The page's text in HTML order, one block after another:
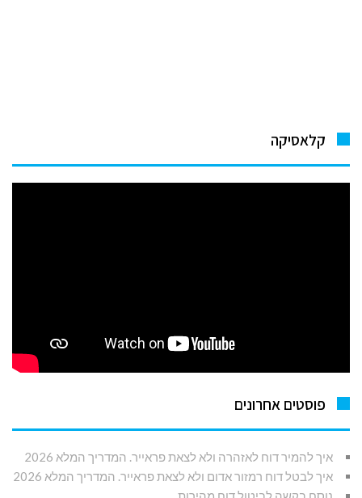
קלאסיקה
פוסטים אחרונים
איך להמיר דוח לאזהרה ולא לצאת פראייר. המדריך המלא 2026
איך לבטל דוח רמזור אדום ולא לצאת פראייר. המדריך המלא 2026